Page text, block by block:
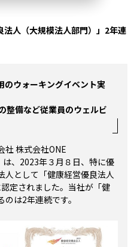
法人（大規模法人部門）」2年連
ウォーキングイベント実
整備など従業員のウェルビ
社 株式会社ONE
、2023年３月８日、特に優
人として「健康経営優良法人
定されました。当社が「健
は2年連続です。